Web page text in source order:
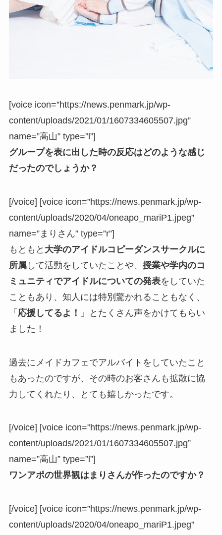
[voice icon=”https://news.penmark.jp/wp-
content/uploads/2021/01/1607334605507.jpg”
name=”高山” type=”l”]
グループを表に出した時の反応はどのような感じ
だったのでしょうか？
[/voice] [voice icon=”https://news.penmark.jp/wp-
content/uploads/2020/04/oneapo_mariP1.jpeg”
name=”まりさん” type=”r”]
もともと 大学のアイドルコピーダンスサークルに
所属して活動をしていたことや、 授業や学内のコ
ミュニティでアイドルについての発表をしていた
こともあり、知人には特別驚かれることもなく、
「 応援してるよ！
」とたくさん声をかけてもらい
ました！
過去にメイドカフェでアルバイトをしていたこと
もあったのですが、その時のお客さんも拡散に協
力してくれたり、とても嬉しかったです。
[/voice] [voice icon=”https://news.penmark.jp/wp-
content/uploads/2021/01/1607334605507.jpg”
name=”高山” type=”l”]
ワンアポの世界観はまりさんが作ったのですか？
[/voice] [voice icon=”https://news.penmark.jp/wp-
content/uploads/2020/04/oneapo_mariP1.jpeg”